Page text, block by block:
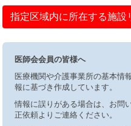
指定区域内に所在する施設
医師会会員の皆様へ
医療機関や介護事業所の基本情
報に基づき作成しています。
情報に誤りがある場合は、お問
正依頼よりご連絡ください。